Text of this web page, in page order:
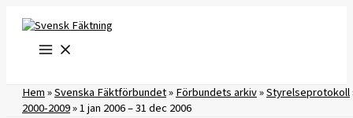
innehåll
Hem»Svenska Fäktförbundet»Förbundets arkiv»Styrelseprotokoll
2000-2009»1 jan 2006 – 31 dec 2006